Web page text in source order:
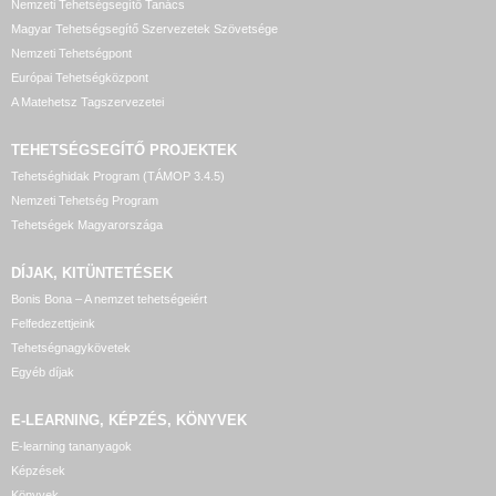
23:00
23:30
Nemzeti Tehetségsegítő Tanács
Magyar Tehetségsegítő Szervezetek Szövetsége
Nemzeti Tehetségpont
Európai Tehetségközpont
A Matehetsz Tagszervezetei
TEHETSÉGSEGÍTŐ PROJEKTEK
Tehetséghidak Program (TÁMOP 3.4.5)
Nemzeti Tehetség Program
Tehetségek Magyarországa
DÍJAK, KITÜNTETÉSEK
Bonis Bona – A nemzet tehetségeiért
Felfedezettjeink
Tehetségnagykövetek
Egyéb díjak
E-LEARNING, KÉPZÉS, KÖNYVEK
E-learning tananyagok
Képzések